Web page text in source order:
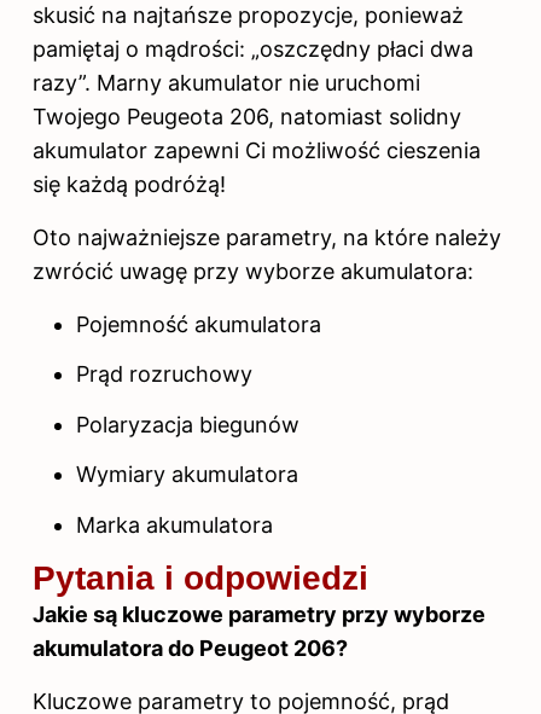
skusić na najtańsze propozycje, ponieważ
pamiętaj o mądrości: „oszczędny płaci dwa
razy”. Marny akumulator nie uruchomi
Twojego Peugeota 206, natomiast solidny
akumulator zapewni Ci możliwość cieszenia
się każdą podróżą!
Oto najważniejsze parametry, na które należy
zwrócić uwagę przy wyborze akumulatora:
Pojemność akumulatora
Prąd rozruchowy
Polaryzacja biegunów
Wymiary akumulatora
Marka akumulatora
Pytania i odpowiedzi
Jakie są kluczowe parametry przy wyborze
akumulatora do Peugeot 206?
Kluczowe parametry to pojemność, prąd